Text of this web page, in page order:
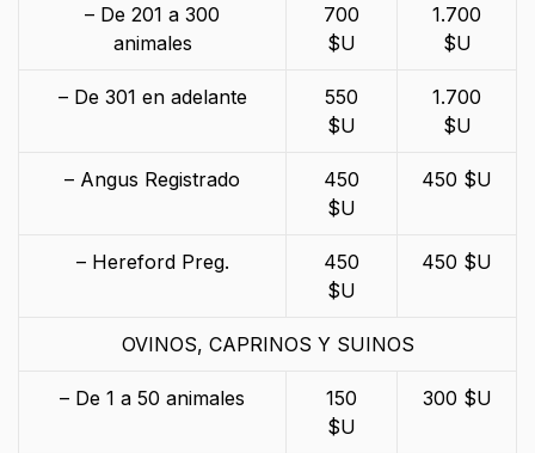
– De 201 a 300
animales
700
$U
1.700
$U
– De 301 en adelante
550
$U
1.700
$U
– Angus Registrado
450
$U
450 $U
– Hereford Preg.
450
$U
450 $U
OVINOS, CAPRINOS Y SUINOS
– De 1 a 50 animales
150
$U
300 $U